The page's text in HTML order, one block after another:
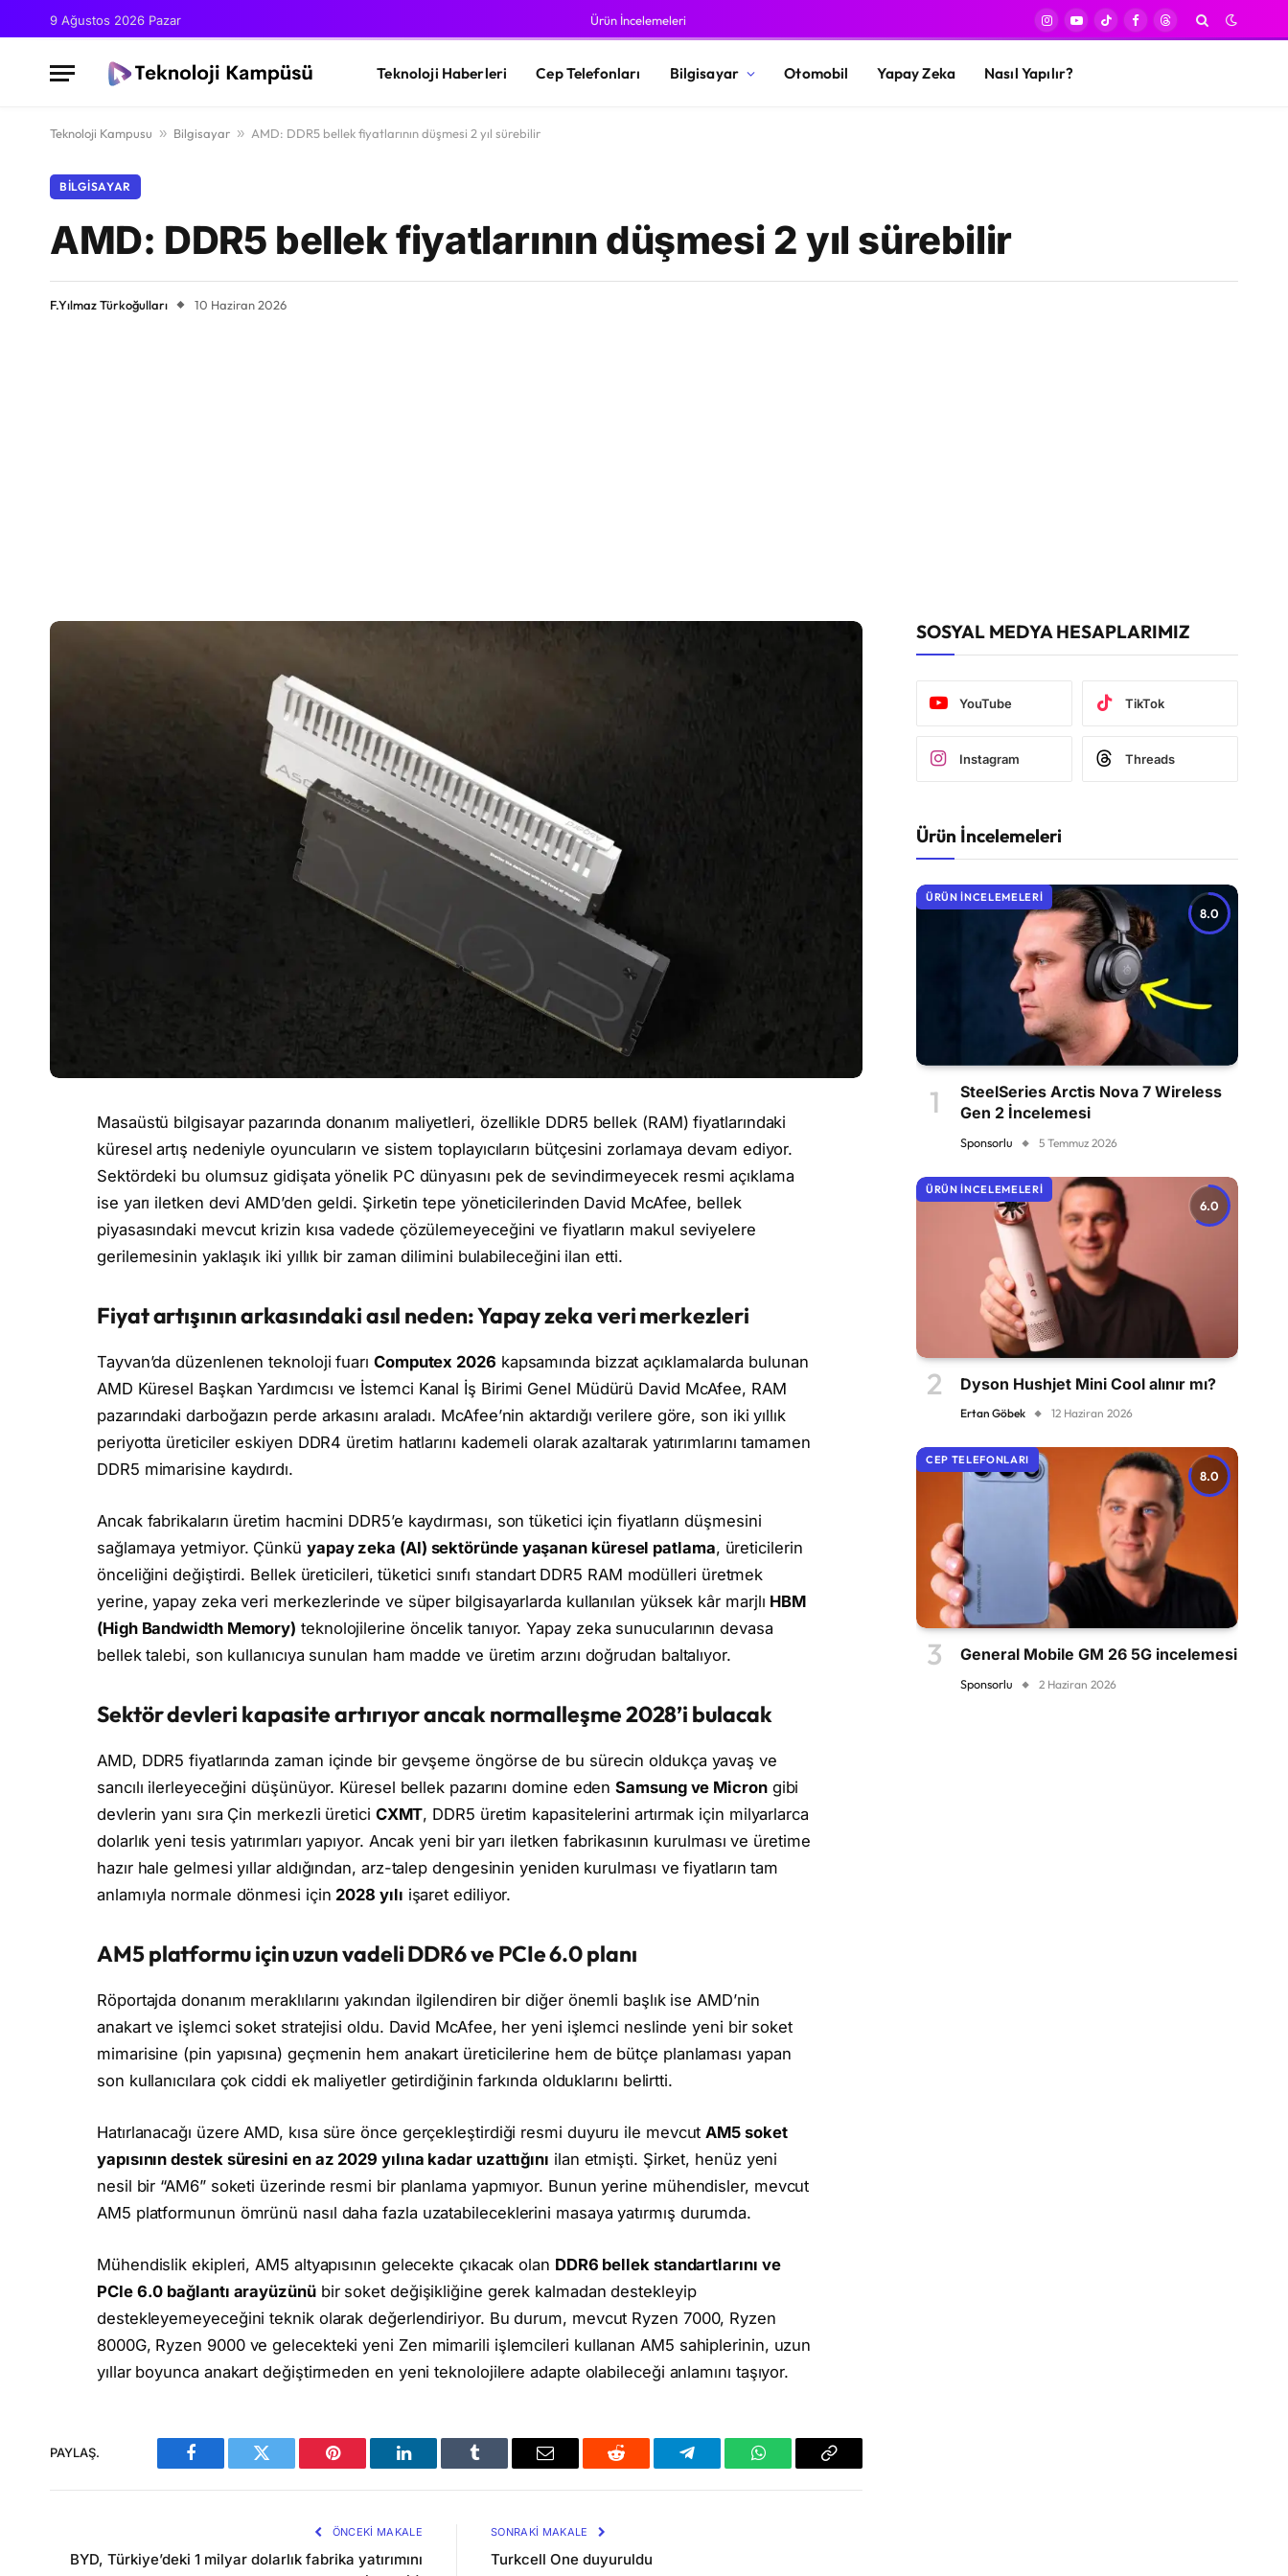
9 Ağustos 2026 Pazar Ürün İncelemeleri
Instagram
YouTube
TikTokFacebook
Threads
Teknoloji Haberleri Cep Telefonları Bilgisayar Otomobil Yapay Zeka Nasıl Yapılır?
Teknoloji Kampusu » Bilgisayar » AMD: DDR5 bellek fiyatlarının düşmesi 2 yıl sürebilir
BILGISAYAR
AMD: DDR5 bellek fiyatlarının düşmesi 2 yıl sürebilir
F.Yılmaz Türkoğulları 10 Haziran 2026
Masaüstü bilgisayar pazarında donanım maliyetleri, özellikle DDR5 bellek (RAM) fiyatlarındaki
küresel artış nedeniyle oyuncuların ve sistem toplayıcıların bütçesini zorlamaya devam ediyor.
Sektördeki bu olumsuz gidişata yönelik PC dünyasını pek de sevindirmeyecek resmi açıklama
ise yarı iletken devi AMD’den geldi. Şirketin tepe yöneticilerinden David McAfee, bellek
piyasasındaki mevcut krizin kısa vadede çözülemeyeceğini ve fiyatların makul seviyelere
gerilemesinin yaklaşık iki yıllık bir zaman dilimini bulabileceğini ilan etti.
Fiyat artışının arkasındaki asıl neden: Yapay zeka veri merkezleri
Tayvan’da düzenlenen teknoloji fuarı Computex 2026 kapsamında bizzat açıklamalarda bulunan
AMD Küresel Başkan Yardımcısı ve İstemci Kanal İş Birimi Genel Müdürü David McAfee, RAM
pazarındaki darboğazın perde arkasını araladı. McAfee’nin aktardığı verilere göre, son iki yıllık
periyotta üreticiler eskiyen DDR4 üretim hatlarını kademeli olarak azaltarak yatırımlarını tamamen
DDR5 mimarisine kaydırdı.
Ancak fabrikaların üretim hacmini DDR5’e kaydırması, son tüketici için fiyatların düşmesini
sağlamaya yetmiyor. Çünkü yapay zeka (AI) sektöründe yaşanan küresel patlama, üreticilerin
önceliğini değiştirdi. Bellek üreticileri, tüketici sınıfı standart DDR5 RAM modülleri üretmek
yerine, yapay zeka veri merkezlerinde ve süper bilgisayarlarda kullanılan yüksek kâr marjlı HBM
(High Bandwidth Memory) teknolojilerine öncelik tanıyor. Yapay zeka sunucularının devasa
bellek talebi, son kullanıcıya sunulan ham madde ve üretim arzını doğrudan baltalıyor.
Sektör devleri kapasite artırıyor ancak normalleşme 2028’i bulacak
AMD, DDR5 fiyatlarında zaman içinde bir gevşeme öngörse de bu sürecin oldukça yavaş ve
sancılı ilerleyeceğini düşünüyor. Küresel bellek pazarını domine edenSamsung ve Microngibi
devlerin yanı sıra Çin merkezli üretici CXMT, DDR5 üretim kapasitelerini artırmak için milyarlarca
dolarlık yeni tesis yatırımları yapıyor. Ancak yeni bir yarı iletken fabrikasının kurulması ve üretime
hazır hale gelmesi yıllar aldığından, arz-talep dengesinin yeniden kurulması ve fiyatların tam
anlamıyla normale dönmesi için 2028 yılı işaret ediliyor.
AM5 platformu için uzun vadeli DDR6 ve PCIe 6.0 planı
Röportajda donanım meraklılarını yakından ilgilendiren bir diğer önemli başlık ise AMD’nin
anakart ve işlemci soket stratejisi oldu. David McAfee, her yeni işlemci neslinde yeni bir soket
mimarisine (pin yapısına) geçmenin hem anakart üreticilerine hem de bütçe planlaması yapan
son kullanıcılara çok ciddi ek maliyetler getirdiğinin farkında olduklarını belirtti.
Hatırlanacağı üzere AMD, kısa süre önce gerçekleştirdiği resmi duyuru ile mevcutAM5 soket
yapısının destek süresini en az 2029 yılına kadar uzattığını ilan etmişti. Şirket, henüz yeni
nesil bir “AM6” soketi üzerinde resmi bir planlama yapmıyor. Bunun yerine mühendisler, mevcut
AM5 platformunun ömrünü nasıl daha fazla uzatabileceklerini masaya yatırmış durumda.
Mühendislik ekipleri, AM5 altyapısının gelecekte çıkacak olan DDR6 bellek standartlarını ve
PCIe 6.0 bağlantı arayüzünübir soket değişikliğine gerek kalmadan destekleyip
destekleyemeyeceğini teknik olarak değerlendiriyor. Bu durum, mevcut Ryzen 7000, Ryzen
8000G, Ryzen 9000 ve gelecekteki yeni Zen mimarili işlemcileri kullanan AM5 sahiplerinin, uzun
yıllar boyunca anakart değiştirmeden en yeni teknolojilere adapte olabileceği anlamını taşıyor.
PAYLAŞ.
Facebook Twitter Pinterest LinkedIn Tumblr Email Reddit Telegram WhatsAppBağlantıyı
ÖNCEKI MAKALE
BYD, Türkiye’deki 1 milyar dolarlık fabrika yatırımını
SONRAKI MAKALE
Turkcell One duyuruldu
SOSYAL MEDYA HESAPLARIMIZ
YouTube TikTok
Instagram Threads
Ürün İncelemeleri
8.0
ÜRÜN İNCELEMELERI
SteelSeries Arctis Nova 7 Wireless
Gen 2 İncelemesi
Sponsorlu 5 Temmuz 2026
6.0
ÜRÜN İNCELEMELERI
Dyson Hushjet Mini Cool alınır mı?
Ertan Göbek 12 Haziran 2026
8.0
CEP TELEFONLARI
General Mobile GM 26 5G incelemesi
Sponsorlu 2 Haziran 2026